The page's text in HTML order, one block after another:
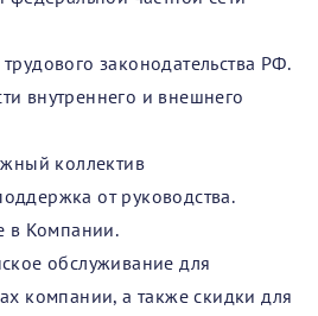
законодательства РФ.
внутреннего и внешнего
коллектив
от руководства.
в Компании.
обслуживание для
компании, а также скидки для